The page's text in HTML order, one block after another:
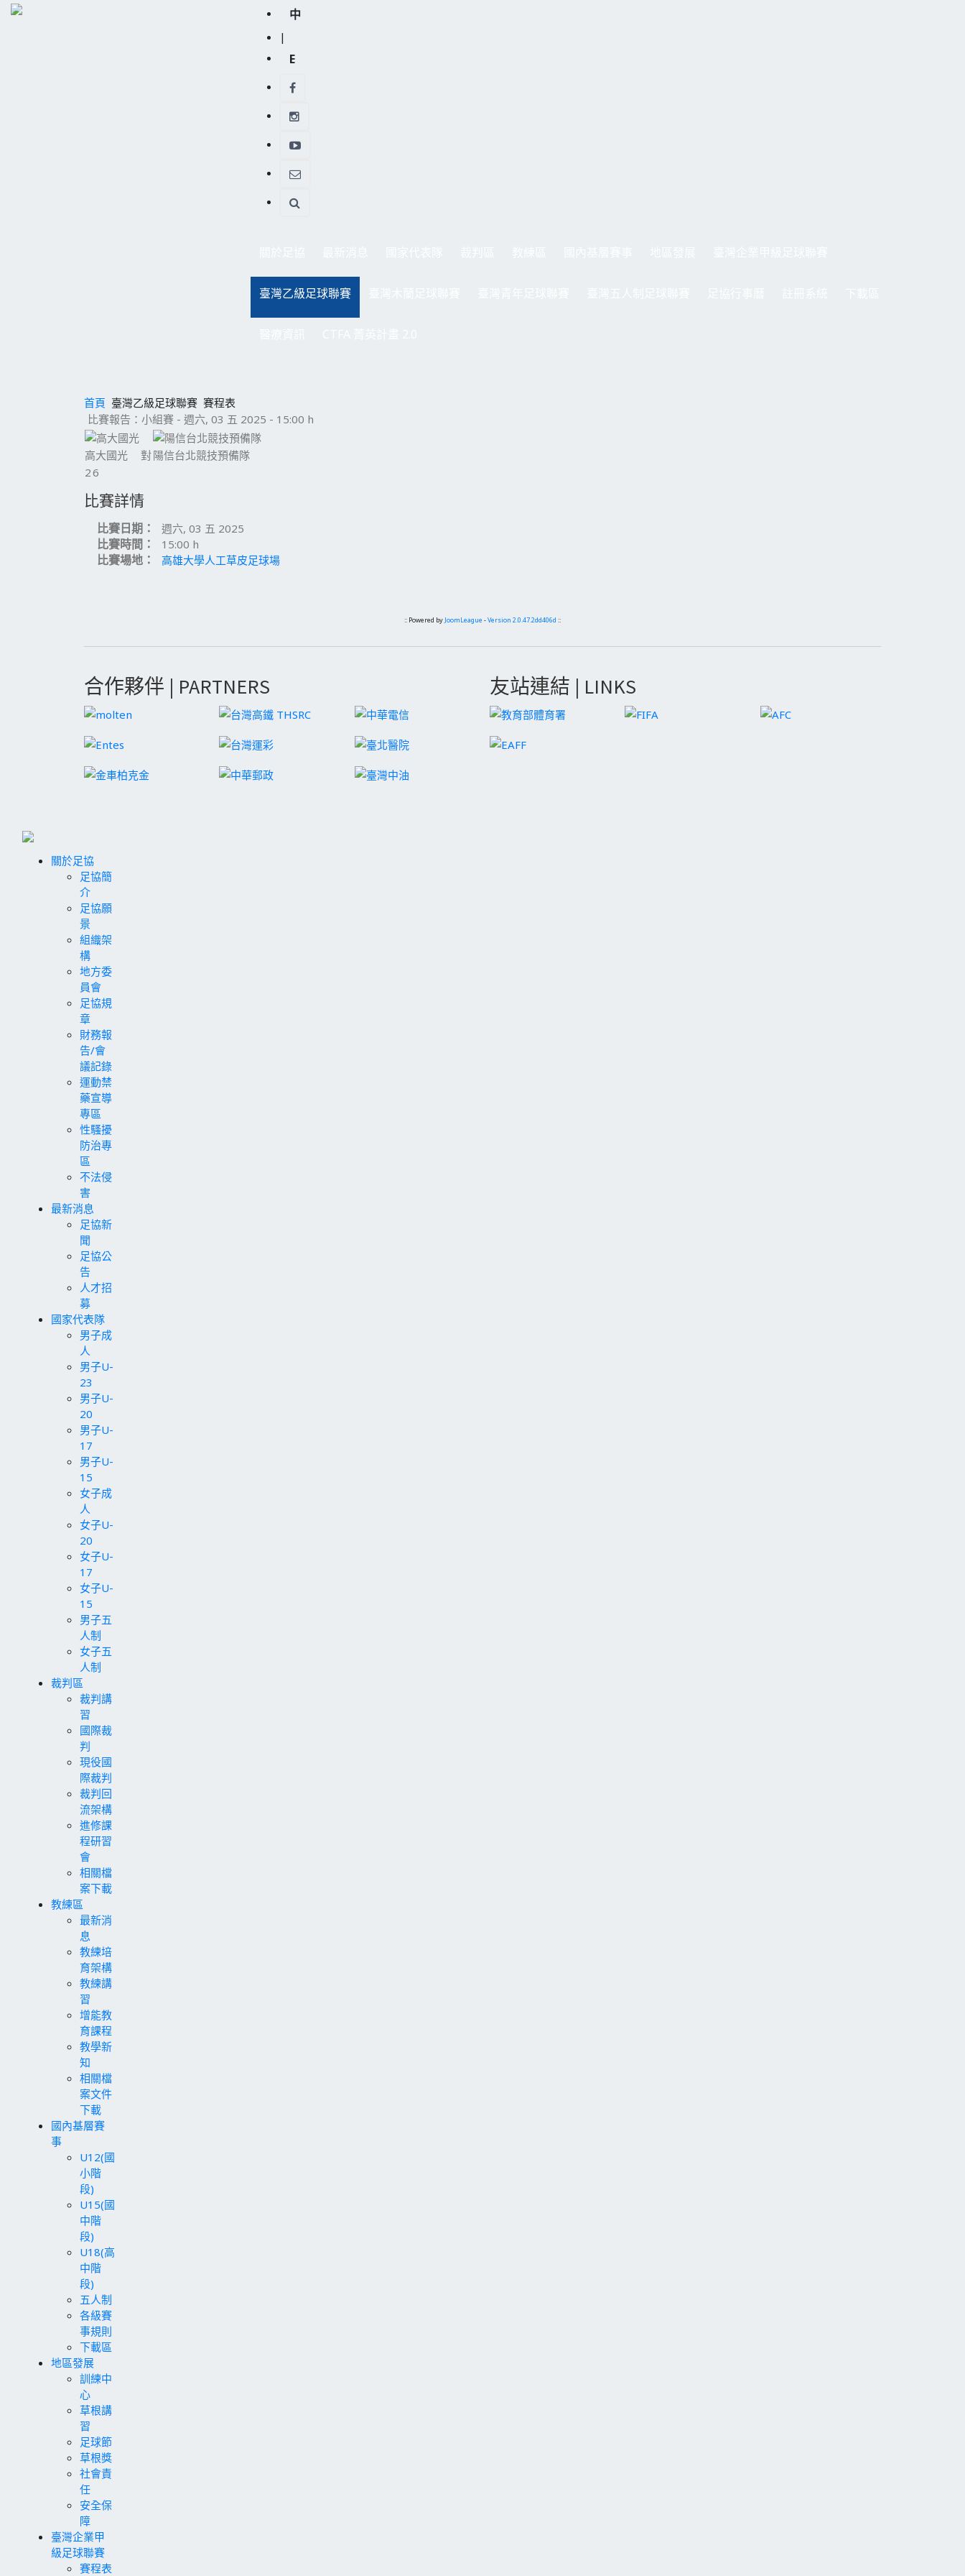
中
|
E
臺灣乙級足球聯賽
首頁 臺灣乙級足球聯賽 賽程表
比賽報告：小組賽 - 週六, 03 五 2025 - 15:00 h
高大國光 對陽信台北競技預備隊
26
比賽詳情
比賽日期： 週六, 03 五 2025
比賽時間： 15:00 h
比賽場地： 高雄大學人工草皮足球場
:: Powered by JoomLeague -Version 2.0.47.2dd406d ::
合作夥伴 | PARTNERS 友站連結 | LINKS
關於足協
足協簡
介
足協願
景
組織架
構
地方委
員會
足協規
章
財務報
告/會
議記錄
運動禁
藥宣導
專區
性騷擾
防治專
區
不法侵
害
最新消息
足協新
聞
足協公
告
人才招
募
國家代表隊
男子成
人
男子U-
23
男子U-
20
男子U-
17
男子U-
15
女子成
人
女子U-
20
女子U-
17
女子U-
15
男子五
人制
女子五
人制
裁判區
裁判講
習
國際裁
判
現役國
際裁判
裁判回
流架構
進修課
程研習
會
相關檔
案下載
教練區
最新消
息
教練培
育架構
教練講
習
增能教
育課程
教學新
知
相關檔
案文件
下載
國內基層賽
事
U12(國
小階
段)
U15(國
中階
段)
U18(高
中階
段)
五人制
各級賽
事規則
下載區
地區發展
訓練中
心
草根講
習
足球節
草根獎
社會責
任
安全保
障
臺灣企業甲
級足球聯賽
賽程表